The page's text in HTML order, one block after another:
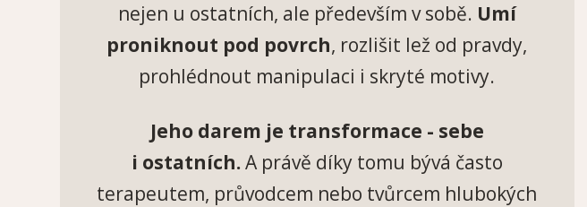
nejen u ostatních, ale především v sobě. Umí
proniknout pod povrch, rozlišit lež od pravdy,
prohlédnout manipulaci i skryté motivy.
Jeho darem je transformace - sebe
i ostatních.A právě díky tomu bývá často
terapeutem, průvodcem nebo tvůrcem hlubokých